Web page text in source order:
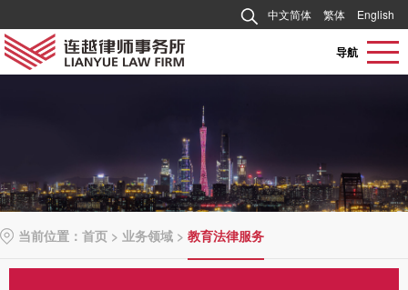
中文简体 繁体 English
导航
当前位置： 首页 > 业务领域 > 教育法律服务